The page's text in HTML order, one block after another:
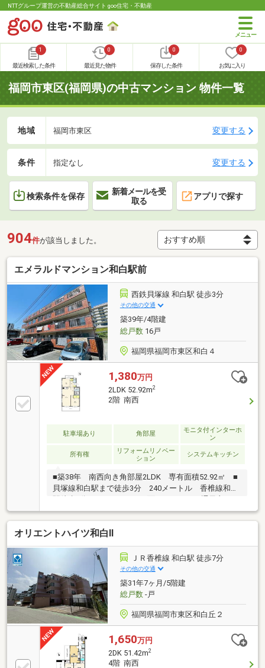
NTTグループ運営の不動産総合サイト goo住宅・不動産
1
最近検索した条件
0
最近見た物件
0
保存した条件
0
お気に入り
福岡市東区(福岡県)の中古マンション 物件一覧
地域 福岡市東区 変更する
条件 指定なし 変更する
検索条件を保存
新着メールを受
取る
アプリで探す
904件が該当しました。
エメラルドマンション和白駅前
西鉄貝塚線 和白駅 徒歩3分
その他の交通
築39年/4階建
総戸数16戸
福岡県福岡市東区和白４
1,380万円
2LDK 52.92m2
2階 南西
駐車場あり 角部屋
モニタ付インターホ
ン
所有権
リフォームリノベー
ション
システムキッチン
■築38年 南西向き角部屋2LDK 専有面積52.92㎡ ■
貝塚線和白駅まで徒歩3分 240メートル 香椎線和白
駅徒歩4分 320メートル■2面バルコニーで通風良し
◎ ■駐車場空き有！■2026年3月全室リフォーム済
み キッチン・ユニットバス・洗面化粧台・トイレ・
建具、給湯器交換、クロス貼替、床フロアタイル、給
水管交換（宅内より）■マルキョウ和白店まで徒歩10
分 750メートル物件選びや住宅ローンのこと、不動
産購入の何でもココハウスにお気軽にご相談くださ
い！お客様のマイホーム探しをスタートからゴールま
でお手伝いします。
オリエントハイツ和白Ⅱ
ＪＲ香椎線 和白駅 徒歩7分
その他の交通
築31年7ヶ月/5階建
総戸数-戸
福岡県福岡市東区和白丘２
1,650万円
2DK 51.42m2
4階 南西